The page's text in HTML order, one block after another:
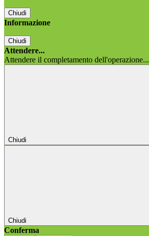
Chiudi
Informazione
Chiudi
Attendere...
Attendere il completamento dell'operazione...
Chiudi
Chiudi
Conferma